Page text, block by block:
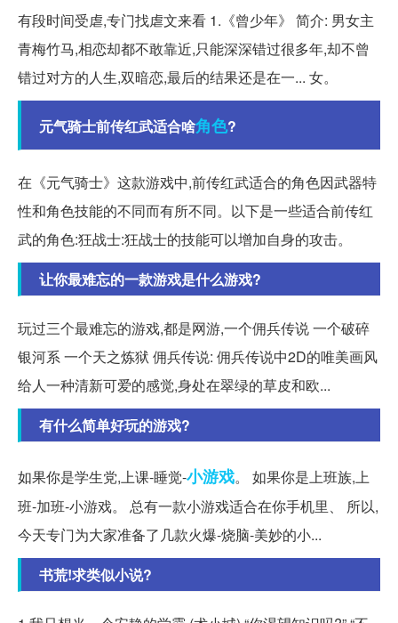
有段时间受虐,专门找虐文来看 1.《曾少年》 简介: 男女主
青梅竹马,相恋却都不敢靠近,只能深深错过很多年,却不曾
错过对方的人生,双暗恋,最后的结果还是在一... 女。
元气骑士前传红武适合啥角色?
在《元气骑士》这款游戏中,前传红武适合的角色因武器特
性和角色技能的不同而有所不同。以下是一些适合前传红
武的角色:狂战士:狂战士的技能可以增加自身的攻击。
让你最难忘的一款游戏是什么游戏?
玩过三个最难忘的游戏,都是网游,一个佣兵传说 一个破碎
银河系 一个天之炼狱 佣兵传说: 佣兵传说中2D的唯美画风
给人一种清新可爱的感觉,身处在翠绿的草皮和欧...
有什么简单好玩的游戏?
如果你是学生党,上课-睡觉-小游戏。 如果你是上班族,上
班-加班-小游戏。 总有一款小游戏适合在你手机里、 所以,
今天专门为大家准备了几款火爆-烧脑-美妙的小...
书荒!求类似小说?